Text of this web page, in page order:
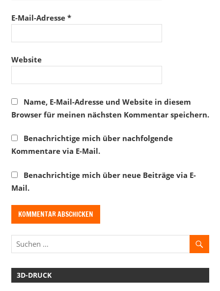
E-Mail-Adresse *
Website
Name, E-Mail-Adresse und Website in diesem
Browser für meinen nächsten Kommentar speichern.
Benachrichtige mich über nachfolgende
Kommentare via E-Mail.
Benachrichtige mich über neue Beiträge via E-
Mail.
3D-DRUCK